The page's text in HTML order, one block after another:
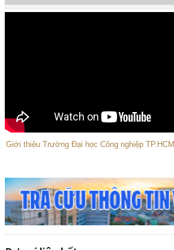
Giới thiệu Trường Đại học Công nghiệp TP.HCM